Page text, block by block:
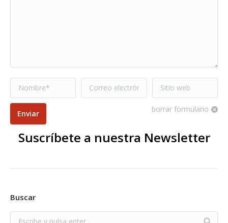
Nombre *
Correo electrónico
*
Sitio web
borrar formulario
Enviar
Suscríbete a nuestra Newsletter
Buscar